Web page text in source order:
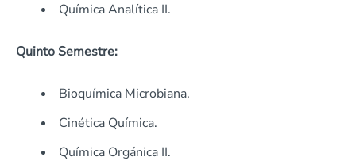
Química Analítica II.
Quinto Semestre:
Bioquímica Microbiana.
Cinética Química.
Química Orgánica II.